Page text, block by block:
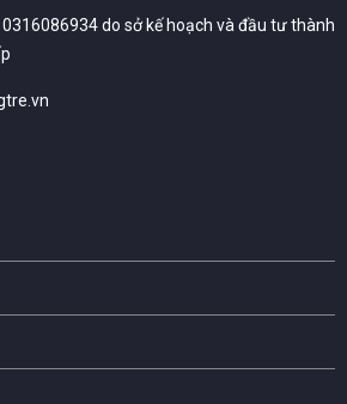
0316086934 do sở kế hoạch và đầu tư thành